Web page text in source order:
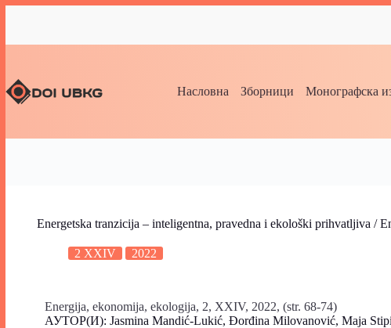
Насловна Зборници Монографска
Energetska tranzicija – inteligentna, pravedna i ekološki prihvatljiva /
2 XXIV 2022
Energija, ekonomija, ekologija, 2, XXIV, 2022, (str. 68-74)
АУТОР(И): Jasmina Mandić-Lukić, Đorđina Milovanović, Maja